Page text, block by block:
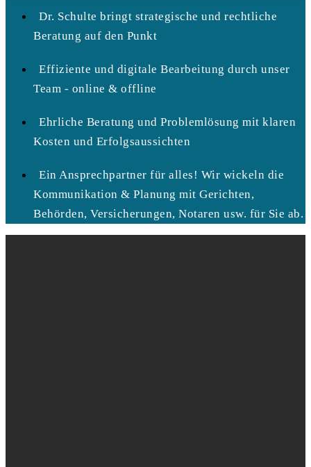
Dr. Schulte bringt strategische und rechtliche
Beratung auf den Punkt
Effiziente und digitale Bearbeitung durch unser
Team - online & offline
Ehrliche Beratung und Problemlösung mit klaren
Kosten und Erfolgsaussichten
Ein Ansprechpartner für alles! Wir wickeln die
Kommunikation & Planung mit Gerichten,
Behörden, Versicherungen, Notaren usw. für Sie ab.